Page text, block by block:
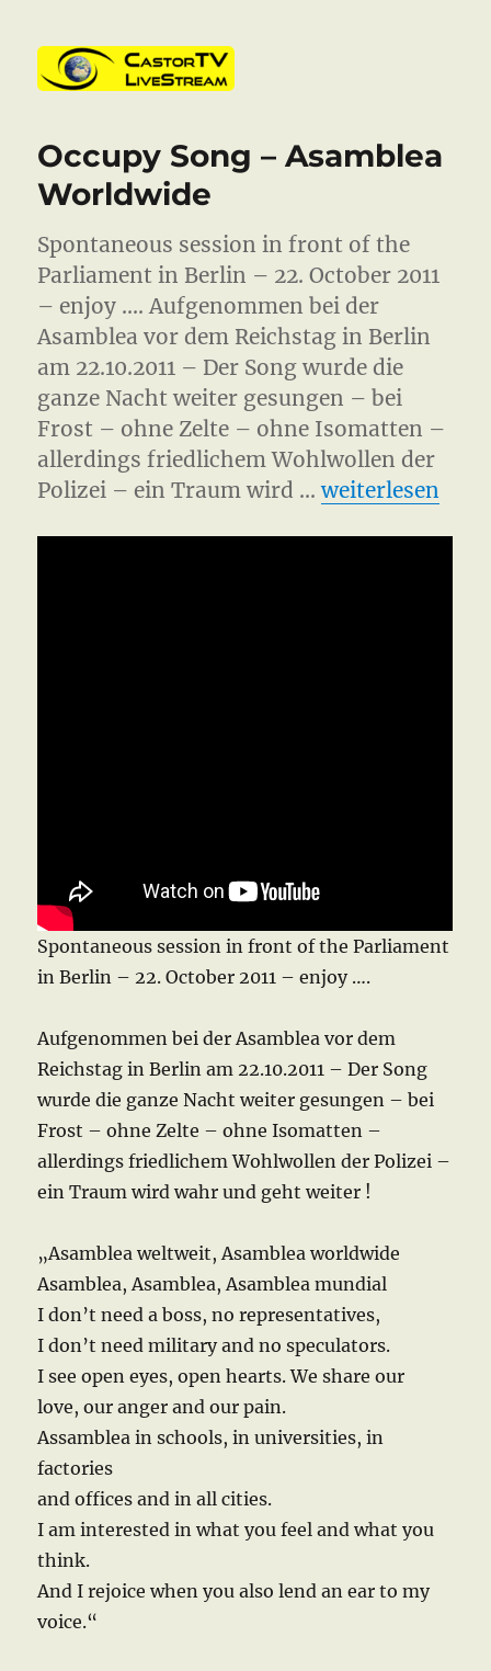
Occupy Song – Asamblea
Worldwide
Spontaneous session in front of the
Parliament in Berlin – 22. October 2011
– enjoy …. Aufgenommen bei der
Asamblea vor dem Reichstag in Berlin
am 22.10.2011 – Der Song wurde die
ganze Nacht weiter gesungen – bei
Frost – ohne Zelte – ohne Isomatten –
allerdings friedlichem Wohlwollen der
Polizei – ein Traum wird …„Occupy Song
weiterlesen
Spontaneous session in front of the Parliament
in Berlin – 22. October 2011 – enjoy ….
Aufgenommen bei der Asamblea vor dem
Reichstag in Berlin am 22.10.2011 – Der Song
wurde die ganze Nacht weiter gesungen – bei
Frost – ohne Zelte – ohne Isomatten –
allerdings friedlichem Wohlwollen der Polizei –
ein Traum wird wahr und geht weiter !
„Asamblea weltweit, Asamblea worldwide
Asamblea, Asamblea, Asamblea mundial
I don’t need a boss, no representatives,
I don’t need military and no speculators.
I see open eyes, open hearts. We share our
love, our anger and our pain.
Assamblea in schools, in universities, in
factories
and offices and in all cities.
I am interested in what you feel and what you
think.
And I rejoice when you also lend an ear to my
voice.“